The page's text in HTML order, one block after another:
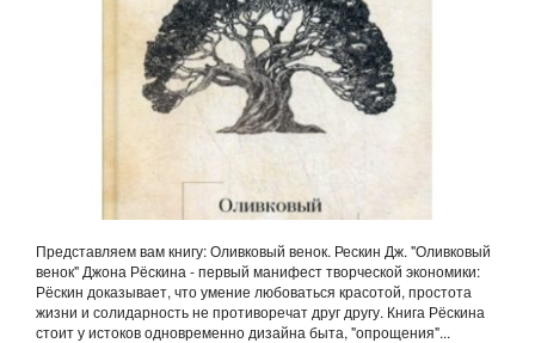
Представляем вам книгу: Оливковый венок. Рескин Дж. "Оливковый
венок" Джона Рёскина - первый манифест творческой экономики:
Рёскин доказывает, что умение любоваться красотой, простота
жизни и солидарность не противоречат друг другу. Книга Рёскина
стоит у истоков одновременно дизайна быта, "опрощения"...